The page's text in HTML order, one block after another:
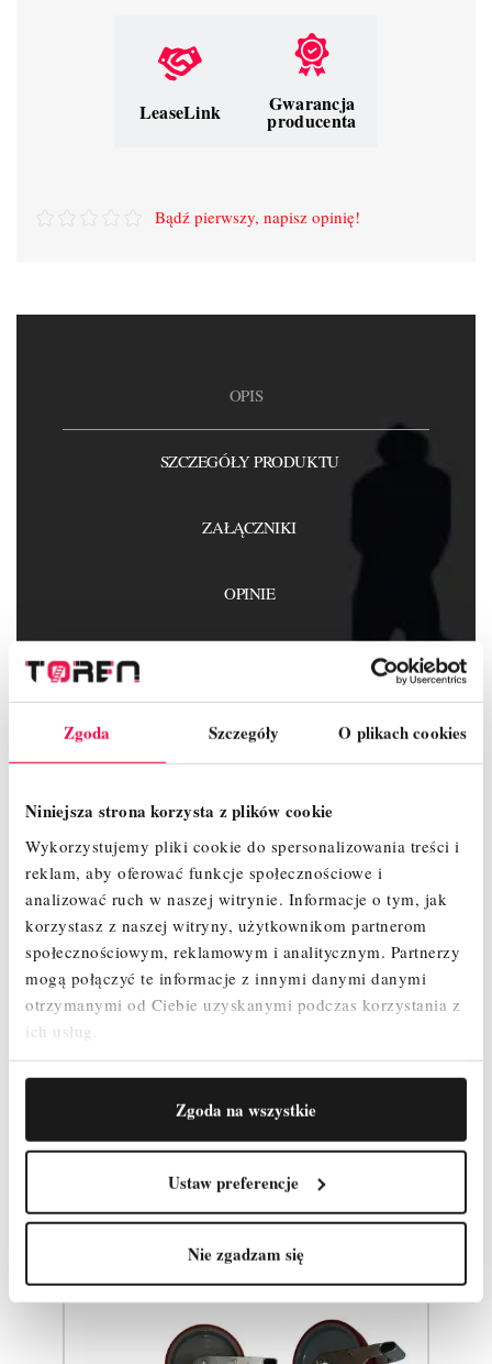
Zgoda Szczegóły O plikach cookies
Niniejsza strona korzysta z plików cookie
Wykorzystujemy pliki cookie do spersonalizowania treści i
reklam, aby oferować funkcje społecznościowe i
analizować ruch w naszej witrynie. Informacje o tym, jak
korzystasz z naszej witryny, użytkownikom partnerom
społecznościowym, reklamowym i analitycznym. Partnerzy
mogą połączyć te informacje z innymi danymi danymi
otrzymanymi od Ciebie uzyskanymi podczas korzystania z
ich usług.
Zgoda na wszystkie
Ustaw preferencje
Nie zgadzam się
LeaseLink Gwarancja
producenta
Bądź pierwszy, napisz opinię!
OPIS
SZCZEGÓŁY PRODUKTU
ZAŁĄCZNIKI
OPINIE
Wykaz elementów :
Rama 1m - 2 szt.
Podest z klapą – 2 szt.
Podest bez klapy - 1 szt.
Koło jezdne 200 mm z hamulcem i regulacją – 4 szt.
Stężenie poziome – 4 szt.
Stężenie ukośne – 4 szt.
Poręcz wyprzedzająca - 1 szt.
Zestaw Burt – 1 szt.
Zawleczki – 8 szt.
Podpora teleskopowa 2m - 2 szt.
Produkty powiązane